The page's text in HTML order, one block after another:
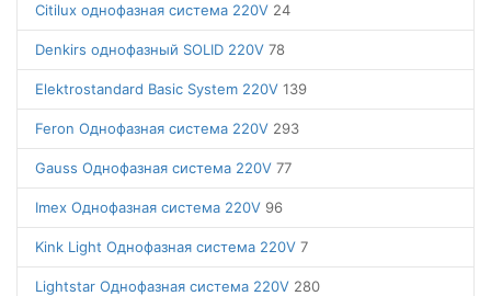
Citilux однофазная система 220V 24
Denkirs однофазный SOLID 220V 78
Elektrostandard Basic System 220V 139
Feron Однофазная система 220V 293
Gauss Однофазная система 220V 77
Imex Однофазная система 220V 96
Kink Light Однофазная система 220V 7
Lightstar Однофазная система 220V 280